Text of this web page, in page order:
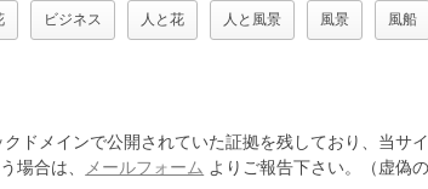
ビジネス 人と花 人と風景 風景 風船
ドメインで公開されていた証拠を残しており、当サ
場合は、
メールフォーム よりご報告下さい。（虚偽